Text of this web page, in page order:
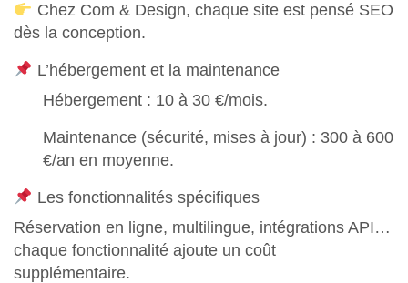
Chez Com & Design, chaque site est pensé SEO
dès la conception.
L’hébergement et la maintenance
Hébergement : 10 à 30 €/mois.
Maintenance (sécurité, mises à jour) : 300 à 600
€/an en moyenne.
Les fonctionnalités spécifiques
Réservation en ligne, multilingue, intégrations API…
chaque fonctionnalité ajoute un coût
supplémentaire.